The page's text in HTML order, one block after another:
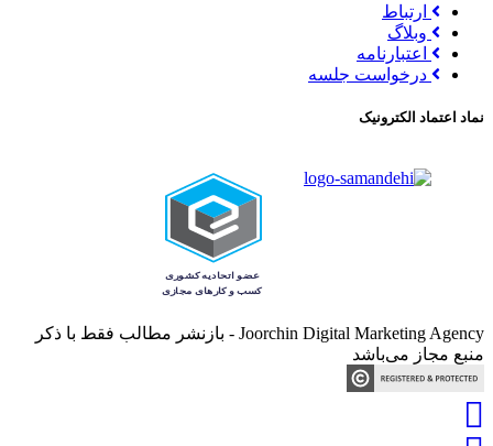
ارتباط
وبلاگ
اعتبارنامه
درخواست جلسه
نماد اعتماد الکترونیک
Joorchin Digital Marketing Agency - بازنشر مطالب فقط با ذکر
منبع مجاز می‌باشد